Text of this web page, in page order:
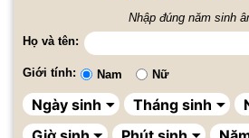
Nhập đúng năm sinh
Họ và tên:
Giới tính: Nam Nữ